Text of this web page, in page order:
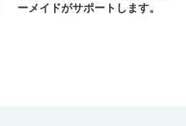
ーメイドがサポートします。